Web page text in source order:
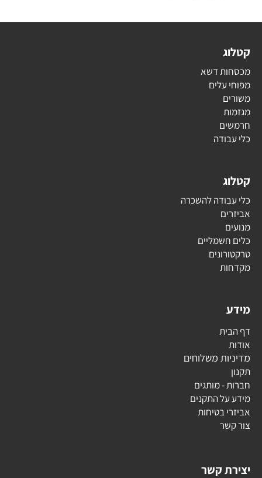
קטלוג
מכסחות דשא
מפוחי עלים
משורים
מגזמות
חרמשים
כלי עבודה
קטלוג
כלי עבודה להשכרה
אביזרים
מנועים
כלים חשמליים
טרקטורונים
מקדחות
מידע
דף הבית
אודות
מדיניות משלוחים
תקנון
חברות - מותגים
מידע על התקנים
אביזרי בטיחות
צור קשר
יצירת קשר